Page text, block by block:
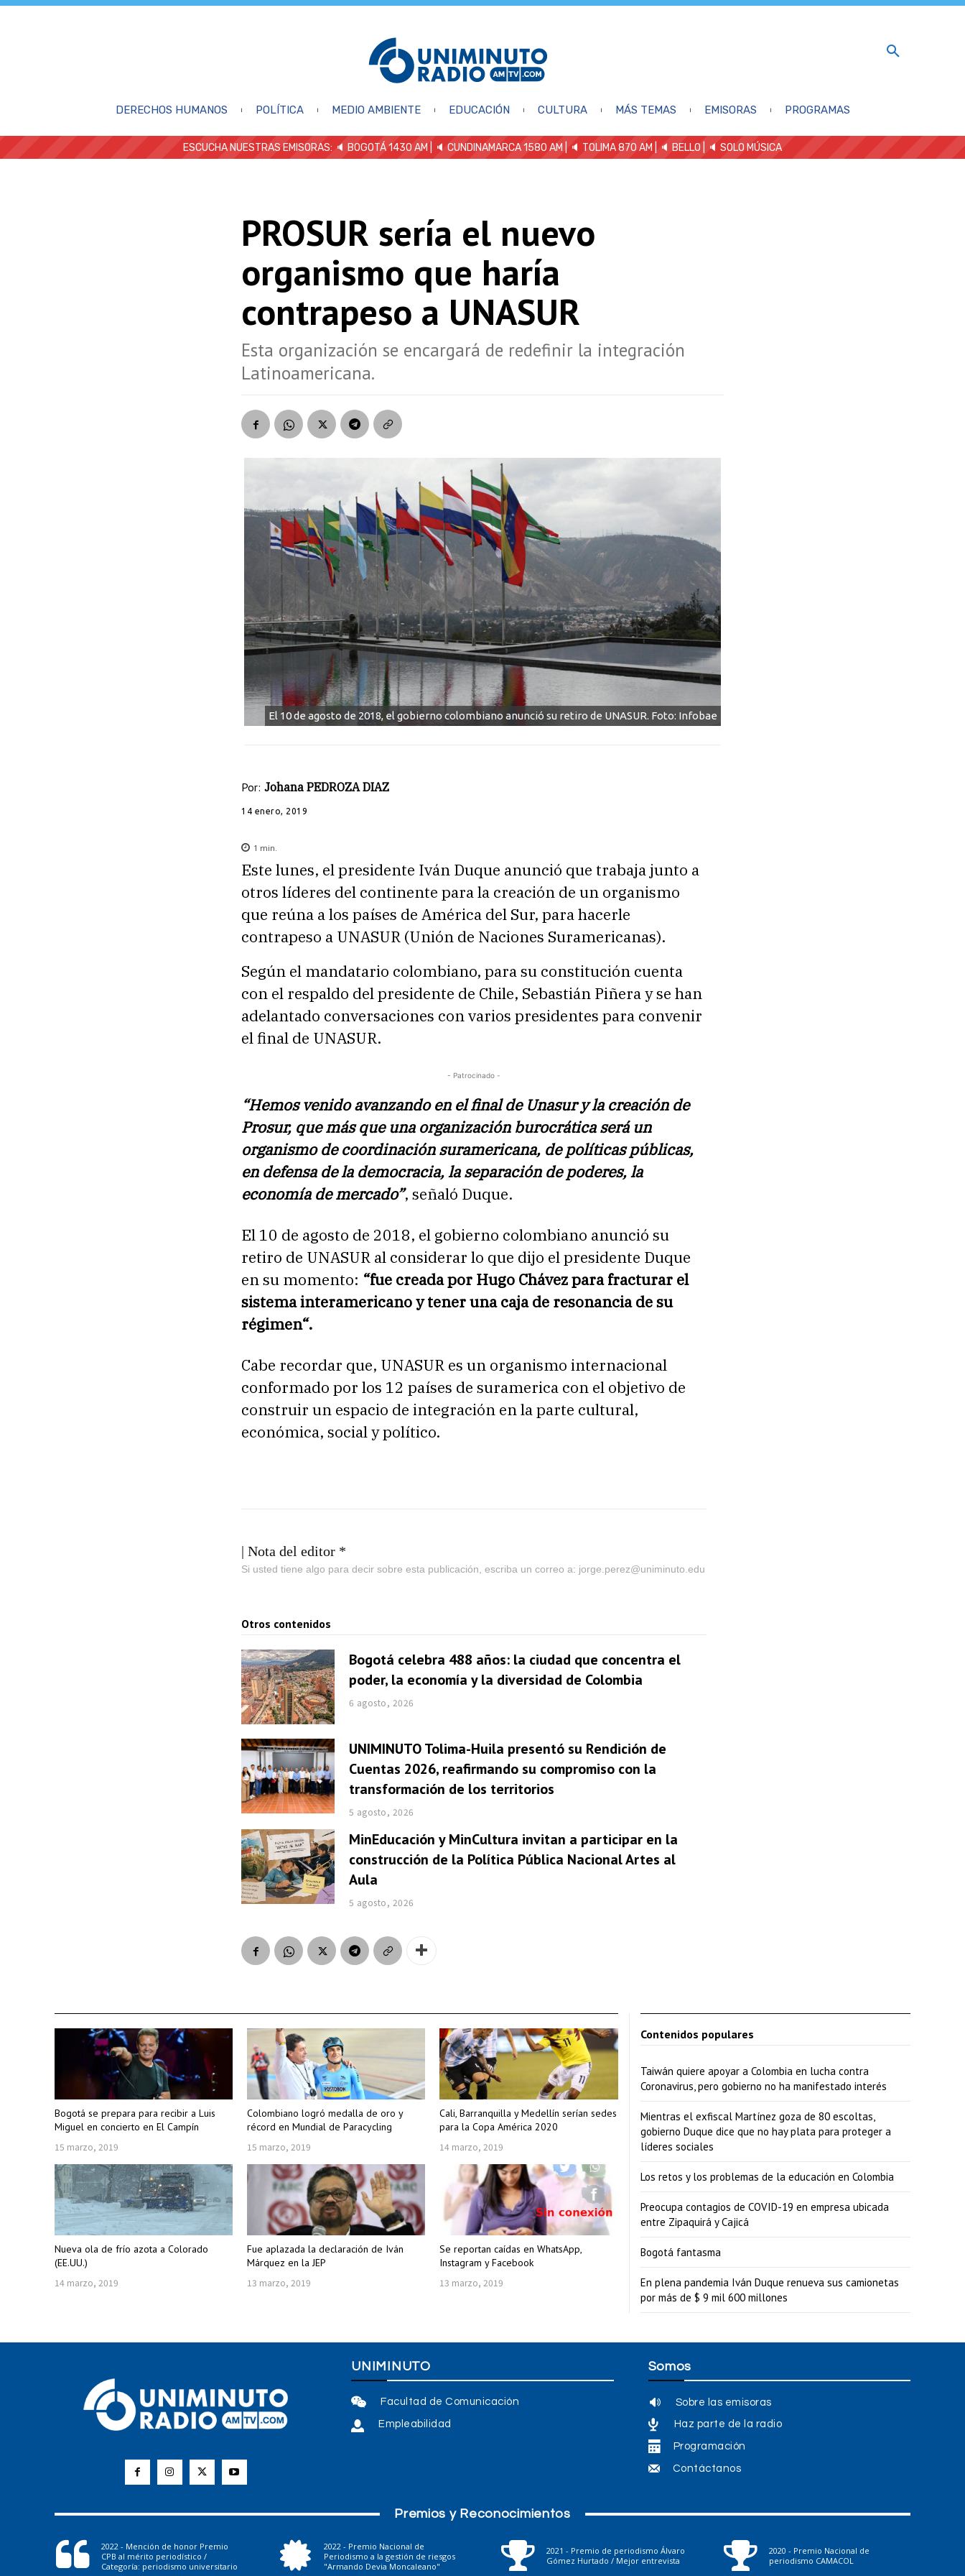
DERECHOS HUMANOS POLÍTICA MEDIO AMBIENTE EDUCACIÓN CULTURA MÁS TEMAS EMISORAS PROGRAMAS
ESCUCHA NUESTRAS EMISORAS: 🔈 BOGOTÁ 1430 AM | 🔈 CUNDINAMARCA 1580 AM | 🔈 TOLIMA 870 AM | 🔈 BELLO 🔈 SOLO MÚSICA
PROSUR sería el nuevo
organismo que haría
contrapeso a UNASUR
Esta organización se encargará de redefinir la integración
Latinoamericana.
El 10 de agosto de 2018, el gobierno colombiano anunció su retiro de UNASUR. Foto: Infobae
Por: Johana PEDROZA DIAZ
14 enero, 2019
1 min.
Este lunes, el presidente Iván Duque anunció que trabaja junto a
otros líderes del continente para la creación de un organismo
que reúna a los países de América del Sur, para hacerle
contrapeso a UNASUR (Unión de Naciones Suramericanas).
Según el mandatario colombiano, para su constitución cuenta
con el respaldo del presidente de Chile, Sebastián Piñera y se han
adelantado conversaciones con varios presidentes para convenir
el final de UNASUR.
- Patrocinado -
“Hemos venido avanzando en el final de Unasur y la creación de
Prosur, que más que una organización burocrática será un
organismo de coordinación suramericana, de políticas públicas,
en defensa de la democracia, la separación de poderes, la
economía de mercado”, señaló Duque.
El 10 de agosto de 2018, el gobierno colombiano anunció su
retiro de UNASUR al considerar lo que dijo el presidente Duque
en su momento: “fue creada por Hugo Chávez para fracturar el
sistema interamericano y tener una caja de resonancia de su
régimen“.
Cabe recordar que, UNASUR es un organismo internacional
conformado por los 12 países de suramerica con el objetivo de
construir un espacio de integración en la parte cultural,
económica, social y político.
| Nota del editor *
Si usted tiene algo para decir sobre esta publicación, escriba un correo a: jorge.perez@uniminuto.edu
Otros contenidos
Bogotá celebra 488 años: la ciudad que concentra el
poder, la economía y la diversidad de Colombia
6 agosto, 2026
UNIMINUTO Tolima-Huila presentó su Rendición de
Cuentas 2026, reafirmando su compromiso con la
transformación de los territorios
5 agosto, 2026
MinEducación y MinCultura invitan a participar en la
construcción de la Política Pública Nacional Artes al
Aula
5 agosto, 2026
Bogotá se prepara para recibir a Luis
Miguel en concierto en El Campín
15 marzo, 2019
Colombiano logró medalla de oro y
récord en Mundial de Paracycling
15 marzo, 2019
Cali, Barranquilla y Medellín serían sedes
para la Copa América 2020
14 marzo, 2019
Nueva ola de frío azota a Colorado
(EE.UU.)
14 marzo, 2019
Fue aplazada la declaración de Iván
Márquez en la JEP
13 marzo, 2019
Se reportan caídas en WhatsApp,
Instagram y Facebook
13 marzo, 2019
Contenidos populares
Taiwán quiere apoyar a Colombia en lucha contra
Coronavirus, pero gobierno no ha manifestado interés
Mientras el exfiscal Martínez goza de 80 escoltas,
gobierno Duque dice que no hay plata para proteger a
líderes sociales
Los retos y los problemas de la educación en Colombia
Preocupa contagios de COVID-19 en empresa ubicada
entre Zipaquirá y Cajicá
Bogotá fantasma
En plena pandemia Iván Duque renueva sus camionetas
por más de $ 9 mil 600 millones
UNIMINUTO
Facultad de Comunicación
Empleabilidad
Somos
Sobre las emisoras
Haz parte de la radio
Programación
Contáctanos
Premios y Reconocimientos
2022 - Mención de honor Premio
CPB al mérito periodístico /
Categoría: periodismo universitario
2022 - Premio Nacional de
Periodismo a la gestión de riesgos
"Armando Devia Moncaleano"
2021 - Premio de periodismo Álvaro
Gómez Hurtado / Mejor entrevista
2020 - Premio Nacional de
periodismo CAMACOL